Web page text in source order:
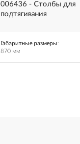
006436 - Столбы для
подтягивания
Габаритные размеры:
870 мм